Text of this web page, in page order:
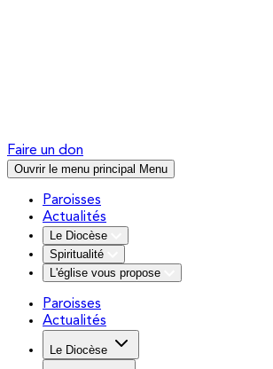
Faire un don
Ouvrir le menu principal Menu
Paroisses
Actualités
Le Diocèse
Spiritualité
L'église vous propose
Paroisses
Actualités
Le Diocèse